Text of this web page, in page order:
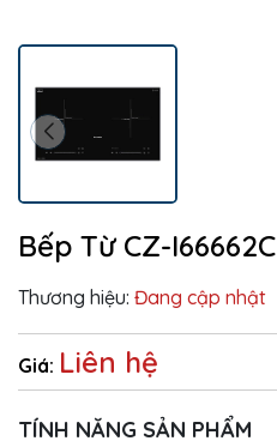
Bếp Từ CZ-I66662C
Thương hiệu: Đang cập nhật
Giá: Liên hệ
TÍNH NĂNG SẢN PHẨM